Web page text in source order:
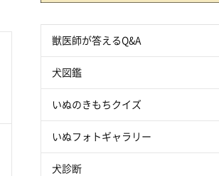
獣医師が答えるQ&A
犬図鑑
いぬのきもちクイズ
いぬフォトギャラリー
犬診断